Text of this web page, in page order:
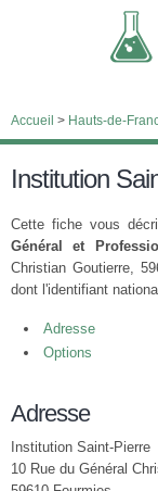
Accueil > Hauts-de-
Institution
Cette fiche vous
Général et
Christian Goutierre,
dont l'identifiant
Adresse
Options
Adresse
Institution Saint-Pierre
10 Rue du Général